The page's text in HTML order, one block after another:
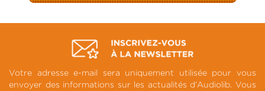
Votre adresse e-mail sera uniquement utilisée pour vous
envoyer des informations sur les actualités d'Audiolib. Vous